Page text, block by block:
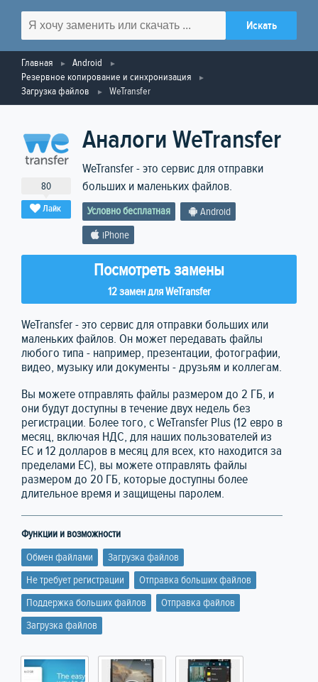
Главная
Android
Резервное копирование и синхронизация
Загрузка файлов
WeTransfer
80
Лайк
Аналоги WeTransfer
WeTransfer - это сервис для отправки
больших и маленьких файлов.
Условно бесплатная
Android
iPhone
Посмотреть замены
12 замен для WeTransfer
WeTransfer - это сервис для отправки больших или
маленьких файлов. Он может передавать файлы
любого типа - например, презентации, фотографии,
видео, музыку или документы - друзьям и коллегам.
Вы можете отправлять файлы размером до 2 ГБ, и
они будут доступны в течение двух недель без
регистрации. Более того, с WeTransfer Plus (12 евро в
месяц, включая НДС, для наших пользователей из
ЕС и 12 долларов в месяц для всех, кто находится за
пределами ЕС), вы можете отправлять файлы
размером до 20 ГБ, которые доступны более
длительное время и защищены паролем.
Функции и возможности
Обмен файлами
Загрузка файлов
Не требует регистрации
Отправка больших файлов
Поддержка больших файлов
Отправка файлов
Загрузка файлов